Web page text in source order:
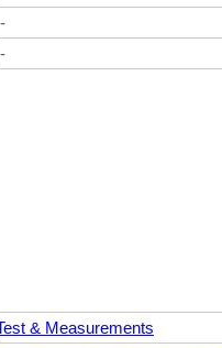
-
-
& Measurements